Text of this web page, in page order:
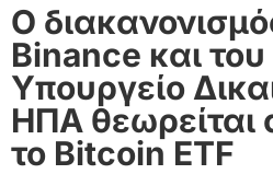
Ο
Binance και
Υπουργείο
ΗΠΑ θεωρείται
το Bitcoin ETF